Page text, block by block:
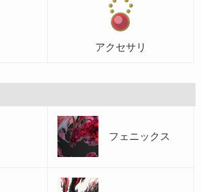
アクセサリ
フェニックス